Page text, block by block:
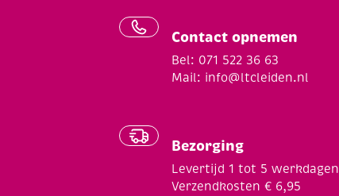
Contact opnemen
Bel: 071 522 36 63
Mail: info@ltcleiden.nl
Bezorging
Levertijd 1 tot 5 werkdagen
Verzendkosten € 6,95